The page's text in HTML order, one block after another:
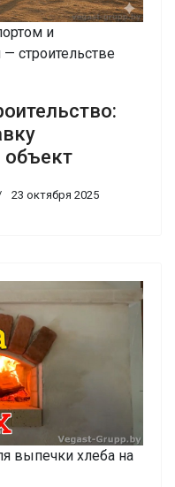
и
строительстве
объект
23 октября 2025
выпечки хлеба на